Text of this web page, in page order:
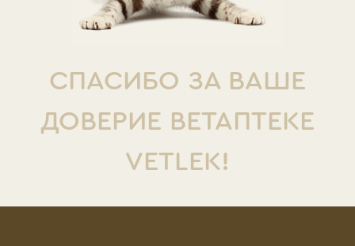
СПАСИБО ЗА ВАШЕ
ДОВЕРИЕ ВЕТАПТЕКЕ
VETLEK!